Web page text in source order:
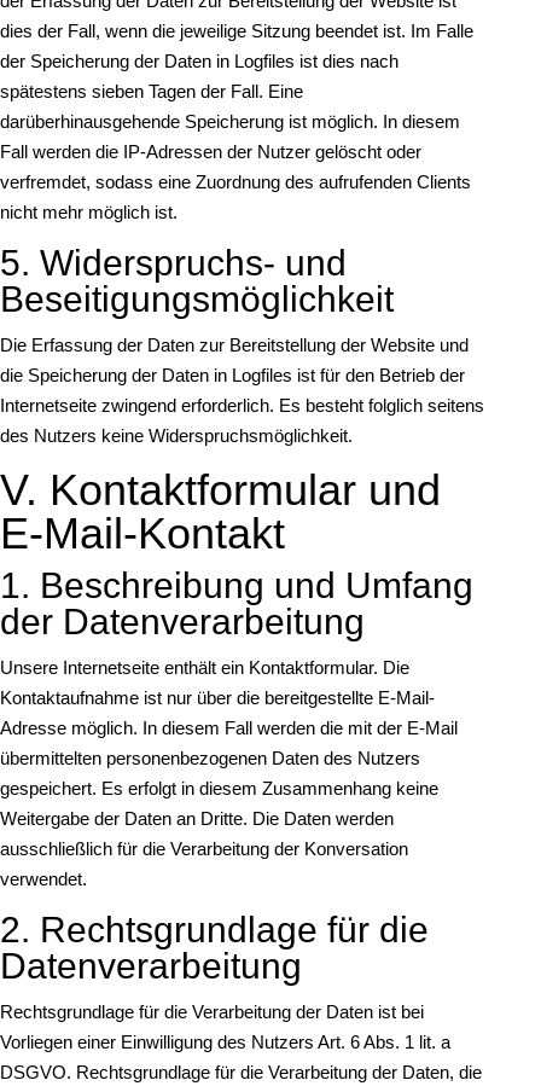
dies der Fall, wenn die jeweilige Sitzung beendet ist. Im Falle
der Speicherung der Daten in Logfiles ist dies nach
spätestens sieben Tagen der Fall. Eine
darüberhinausgehende Speicherung ist möglich. In diesem
Fall werden die IP-Adressen der Nutzer gelöscht oder
verfremdet, sodass eine Zuordnung des aufrufenden Clients
nicht mehr möglich ist.
5. Widerspruchs- und
Beseitigungsmöglichkeit
Die Erfassung der Daten zur Bereitstellung der Website und
die Speicherung der Daten in Logfiles ist für den Betrieb der
Internetseite zwingend erforderlich. Es besteht folglich seitens
des Nutzers keine Widerspruchsmöglichkeit.
V. Kontaktformular und
E-Mail-Kontakt
1. Beschreibung und Umfang
der Datenverarbeitung
Unsere Internetseite enthält ein Kontaktformular. Die
Kontaktaufnahme ist nur über die bereitgestellte E-Mail-
Adresse möglich. In diesem Fall werden die mit der E-Mail
übermittelten personenbezogenen Daten des Nutzers
gespeichert. Es erfolgt in diesem Zusammenhang keine
Weitergabe der Daten an Dritte. Die Daten werden
ausschließlich für die Verarbeitung der Konversation
verwendet.
2. Rechtsgrundlage für die
Datenverarbeitung
Rechtsgrundlage für die Verarbeitung der Daten ist bei
Vorliegen einer Einwilligung des Nutzers Art. 6 Abs. 1 lit. a
DSGVO. Rechtsgrundlage für die Verarbeitung der Daten, die